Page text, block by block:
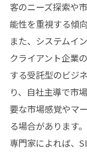
客のニーズ探索や
能性を重視する傾
また、システムイ
クライアント企業
する受託型のビジ
り、自社主導で市
要な市場感覚やマ
る場合があります
専門家によれば、